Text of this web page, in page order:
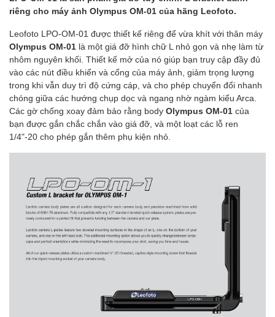
riêng cho máy ảnh Olympus OM-01 của hãng Leofoto.
Leofoto LPO-OM-01 được thiết kế riêng để vừa khít với thân máy
Olympus OM-01 là một giá đỡ hình chữ L nhỏ gọn và nhẹ làm từ
nhôm nguyên khối. Thiết kế mở của nó giúp bạn truy cập đầy đủ
vào các nút điều khiển và cổng của máy ảnh, giảm trọng lượng
trong khi vẫn duy trì độ cứng cáp, và cho phép chuyển đổi nhanh
chóng giữa các hướng chụp dọc và ngang nhờ ngàm kiểu Arca.
Các gờ chống xoay đảm bảo rằng body Olympus OM-01 của
bạn được gắn chắc chắn vào giá đỡ, và một loạt các lỗ ren
1/4"-20 cho phép gắn thêm phụ kiện nhỏ.